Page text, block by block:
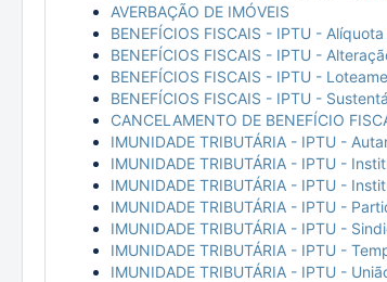
AVERBAÇÃO DE IMÓVEIS
BENEFÍCIOS FISCAIS - IPTU -
BENEFÍCIOS FISCAIS - IPTU -
BENEFÍCIOS FISCAIS - IPTU -
BENEFÍCIOS FISCAIS - IPTU -
CANCELAMENTO DE BENEFÍCIO
IMUNIDADE TRIBUTÁRIA - IPTU -
IMUNIDADE TRIBUTÁRIA - IPTU -
IMUNIDADE TRIBUTÁRIA - IPTU -
IMUNIDADE TRIBUTÁRIA - IPTU -
IMUNIDADE TRIBUTÁRIA - IPTU -
IMUNIDADE TRIBUTÁRIA - IPTU -
IMUNIDADE TRIBUTÁRIA - IPTU -